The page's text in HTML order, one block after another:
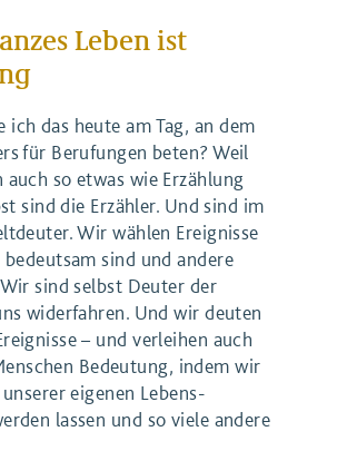
Leben ist
ich das heute am Tag, an dem
für Berufungen beten? Weil
auch so etwas wie Erzählung
sind die Erzähler. Und sind im
Wir wählen Ereignisse
bedeutsam sind und andere
sind selbst Deuter der
widerfahren. Und wir deuten
– und verleihen auch
Bedeutung, indem wir
eigenen Lebens-
lassen und so viele andere